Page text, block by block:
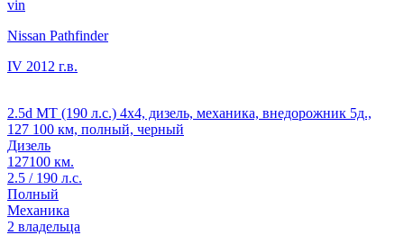
vin
Nissan Pathfinder
IV 2012 г.в.
2.5d MT (190 л.с.) 4x4, дизель, механика, внедорожник 5д.,
127 100 км, полный, черный
Дизель
127100 км.
2.5 / 190 л.с.
Полный
Механика
2 владельца